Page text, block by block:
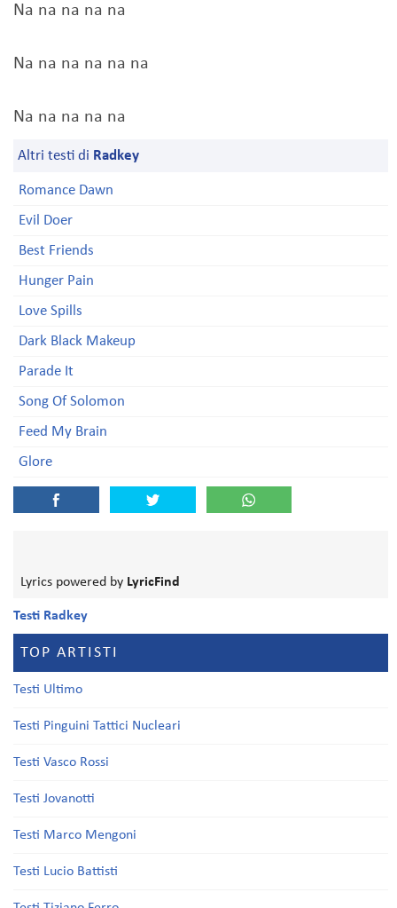
Na na na na na
Na na na na na na
Na na na na na
Altri testi di Radkey
Romance Dawn
Evil Doer
Best Friends
Hunger Pain
Love Spills
Dark Black Makeup
Parade It
Song Of Solomon
Feed My Brain
Glore
Lyrics powered by LyricFind
Testi Radkey
TOP ARTISTI
Testi Ultimo
Testi Pinguini Tattici Nucleari
Testi Vasco Rossi
Testi Jovanotti
Testi Marco Mengoni
Testi Lucio Battisti